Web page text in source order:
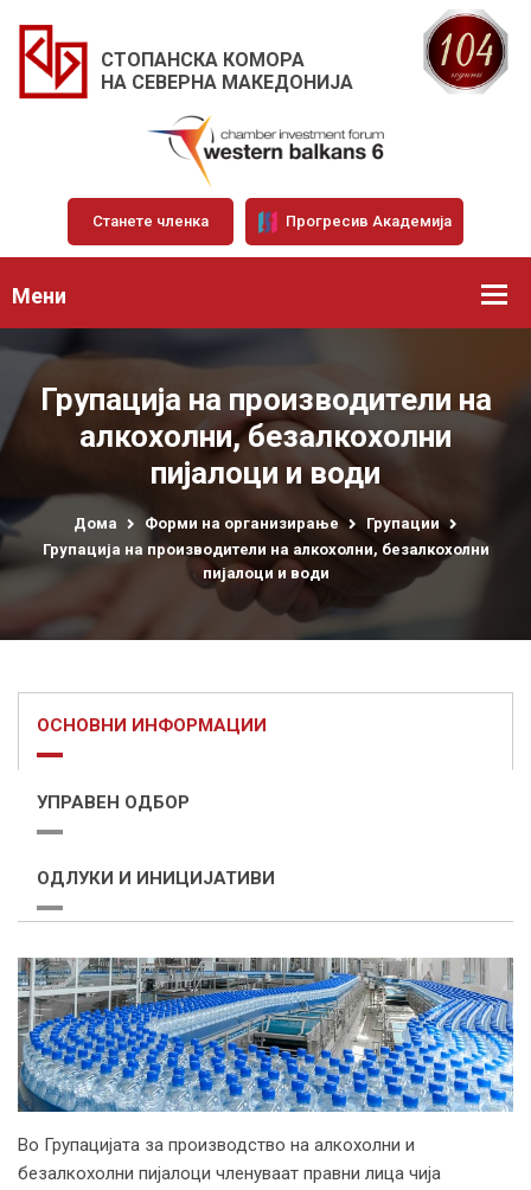
СТОПАНСКА КОМОРА
НА СЕВЕРНА МАКЕДОНИЈА
Станете членка Прогресив Академија
Мени
Групација на производители на
алкохолни, безалкохолни
пијалоци и води
Дома Форми на организирање
Групации
Групација на производители на алкохолни, безалкохолни
пијалоци и води
ОСНОВНИ ИНФОРМАЦИИ
УПРАВЕН ОДБОР
ОДЛУКИ И ИНИЦИЈАТИВИ
Во Групацијата за производство на алкохолни и
безалкохолни пијалоци членуваат правни лица чија